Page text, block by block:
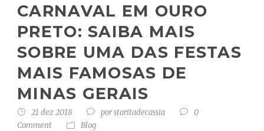
CARNAVAL EM OURO
PRETO: SAIBA MAIS
SOBRE UMA DAS FESTAS
MAIS FAMOSAS DE
MINAS GERAIS
21 dez 2018 porstaritadecassia
0
Comment
Blog